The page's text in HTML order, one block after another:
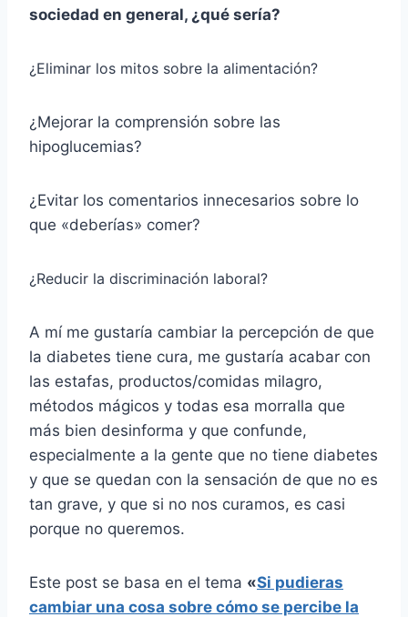
sociedad en general, ¿qué sería?
¿Eliminar los mitos sobre la alimentación?
¿Mejorar la comprensión sobre las
hipoglucemias?
¿Evitar los comentarios innecesarios sobre lo
que «deberías» comer?
¿Reducir la discriminación laboral?
A mí me gustaría cambiar la percepción de que
la diabetes tiene cura, me gustaría acabar con
las estafas, productos/comidas milagro,
métodos mágicos y todas esa morralla que
más bien desinforma y que confunde,
especialmente a la gente que no tiene diabetes
y que se quedan con la sensación de que no es
tan grave, y que si no nos curamos, es casi
porque no queremos.
Este post se basa en el tema «Si pudieras
cambiar una cosa sobre cómo se percibe la